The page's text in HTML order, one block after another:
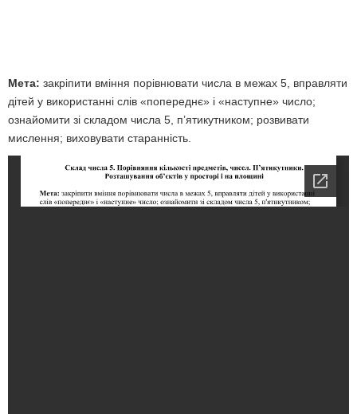
Мета: закріпити вміння порівнювати числа в межах 5, вправляти
дітей у використанні слів «попереднє» і «наступне» число;
ознайомити зі складом числа 5, п’ятикутником; розвивати
мислення; виховувати старанність.